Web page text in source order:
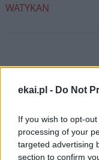
ekai.pl - Do Not
If you wish to opt-
processing of your
targeted advertising
section to confirm
WATYKAN
Pieszo do Matki
Częstochowy
08 sierpnia 2026 | 15:11